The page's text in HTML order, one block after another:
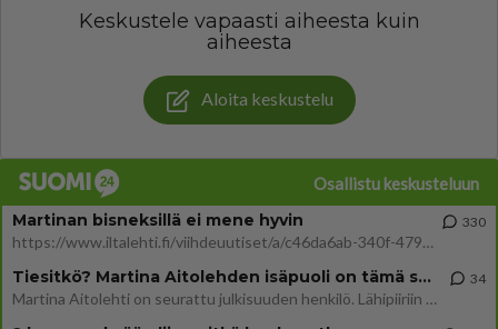
Keskustele vapaasti aiheesta kuin
aiheesta
Aloita keskustelu
Osallistu keskusteluun
Martinan bisneksillä ei mene hyvin
https://www.iltalehti.fi/viihdeuutiset/a/c46da6ab-340f-4790-aaa7-0865eed2336 Yrityksen konkurssihakemus on tullut kärä
330
Tiesitkö? Martina Aitolehden isäpuoli on tämä suosittu laulaja
Martina Aitolehti on seurattu julkisuuden henkilö. Lähipiiriin mahtuu muitakin tunnettuja henkilöitä. Tiesitkö, että Ma
34